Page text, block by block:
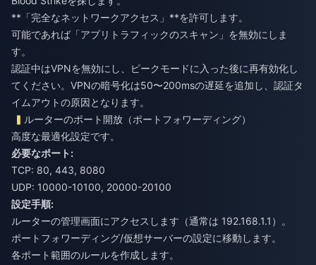
**「完全なネットワークアクセス」**を許可します。
可能であれば「アプリトラフィックのスキャン」を無効にしま
す。
認証中はVPNを無効にし、ピークモードに入った後に再有効化し
てください。VPNの暗号化は50〜200msの遅延を追加し、認証タ
イムアウトの原因となります。
ルーターのポート開放（ポートフォワーディング）
高度な最適化設定です。
必要なポート:
TCP: 80, 443, 8080
UDP: 10000-10100, 20000-20100
設定手順:
ルーターの管理画面にアクセスします（通常は 192.168.1.1）。
ポートフォワーディング/仮想サーバーの設定に移動します。
各ポート範囲のルールを作成します。